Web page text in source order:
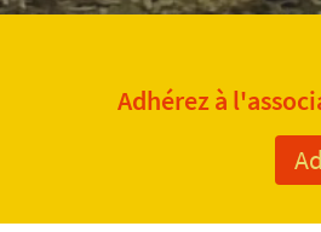
Adhérez à